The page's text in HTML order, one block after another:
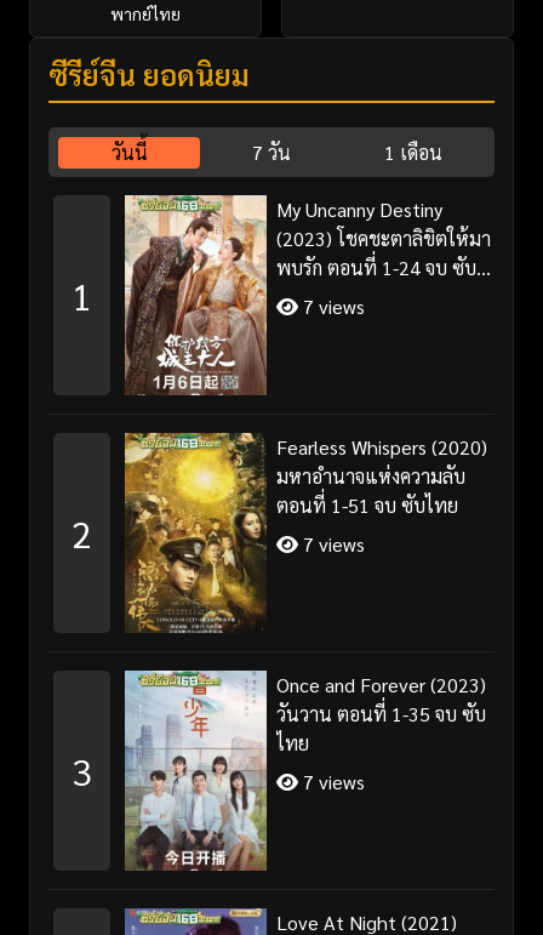
พากย์ไทย
ซีรี่ย์จีน ยอดนิยม
วันนี้ 7 วัน 1 เดือน
1
My Uncanny Destiny
(2023) โชคชะตาลิขิตให้มา
พบรัก ตอนที่ 1-24 จบ ซับ
ไทย/พากย์ไทย
7 views
2
Fearless Whispers (2020)
มหาอำนาจแห่งความลับ
ตอนที่ 1-51 จบ ซับไทย
7 views
3
Once and Forever (2023)
วันวาน ตอนที่ 1-35 จบ ซับ
ไทย
7 views
Love At Night (2021)